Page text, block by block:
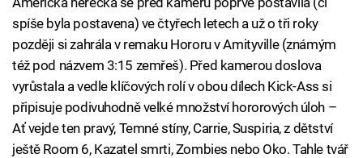
spíše byla postavena) ve čtyřech letech a už o tři roky
později si zahrála v remaku Hororu v Amityville (známým
též pod názvem 3:15 zemřeš). Před kamerou doslova
vyrůstala a vedle klíčových rolí v obou dílech Kick-Ass si
připisuje podivuhodně velké množství hororových úloh –
Ať vejde ten pravý, Temné stíny, Carrie, Suspiria, z dětství
ještě Room 6, Kazatel smrti, Zombies nebo Oko. Tahle tvář